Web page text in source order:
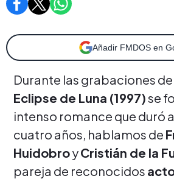
Añadir FMDOS en
Durante las grabaciones
Eclipse de Luna (1997)se
intenso romance que duró
cuatro años, hablamos de
HuidobroyCristián de la
pareja de reconocidos